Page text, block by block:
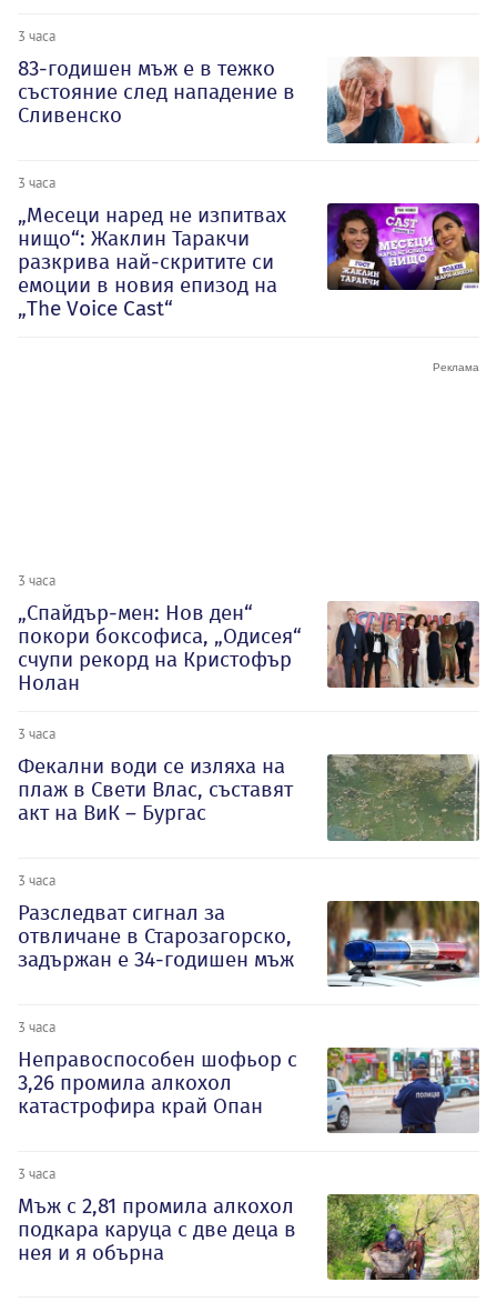
3 часа
83-годишен мъж е в тежко
състояние след нападение в
Сливенско
3 часа
„Месеци наред не изпитвах
нищо“: Жаклин Таракчи
разкрива най-скритите си
емоции в новия епизод на
„The Voice Cast“
3 часа
„Спайдър-мен: Нов ден“
покори боксофиса, „Одисея“
счупи рекорд на Кристофър
Нолан
3 часа
Фекални води се изляха на
плаж в Свети Влас, съставят
акт на ВиК – Бургас
3 часа
Разследват сигнал за
отвличане в Старозагорско,
задържан е 34-годишен мъж
3 часа
Неправоспособен шофьор с
3,26 промила алкохол
катастрофира край Опан
3 часа
Мъж с 2,81 промила алкохол
подкара каруца с две деца в
нея и я обърна